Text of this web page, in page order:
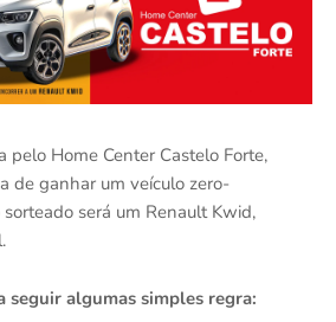
pelo Home Center Castelo Forte,
de ganhar um veículo zero-
será um Renault Kwid,
seguir algumas simples regra: